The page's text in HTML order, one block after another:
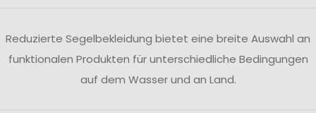
Reduzierte Segelbekleidung bietet eine breite Auswahl an
funktionalen Produkten für unterschiedliche Bedingungen
auf dem Wasser und an Land.